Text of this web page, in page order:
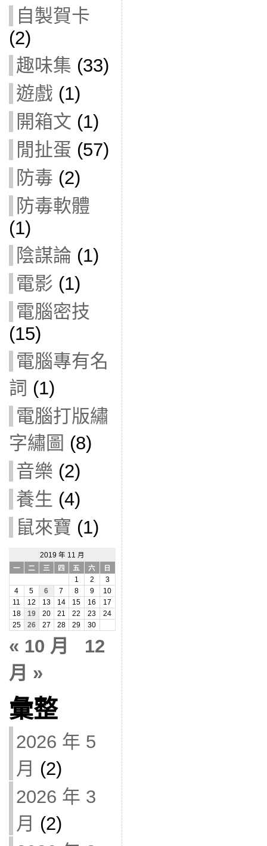
自製賀卡
(2)
趣味集 (33)
遊戲 (1)
開箱文 (1)
閒扯蛋 (57)
防毒 (2)
防毒軟體
(1)
陰謀論 (1)
電影 (1)
電腦密技
(15)
電腦專有名
詞 (1)
電腦打版繡
字繡圖 (8)
音樂 (2)
養生 (4)
鼠來寶 (1)
2019 年 11 月
一
二 三 四 五 六
日
1
2
3
4
5 6 7 8 9
10
11
12 13 14 15 16
17
18
19 20 21 22 23
24
25
26 27 28 29 30
« 10 月
12
月 »
彙整
2026 年 5
月 (2)
2026 年 3
月 (2)